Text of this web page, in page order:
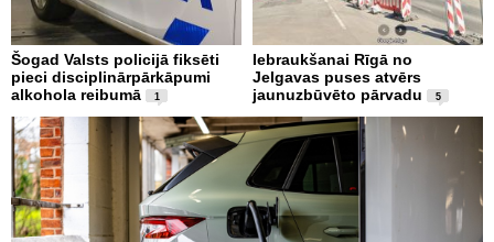
Šogad Valsts policijā fiksēti
pieci disciplinārpārkāpumi
alkohola reibumā
1
Iebraukšanai Rīgā no
Jelgavas puses atvērs
jaunuzbūvēto pārvadu
5